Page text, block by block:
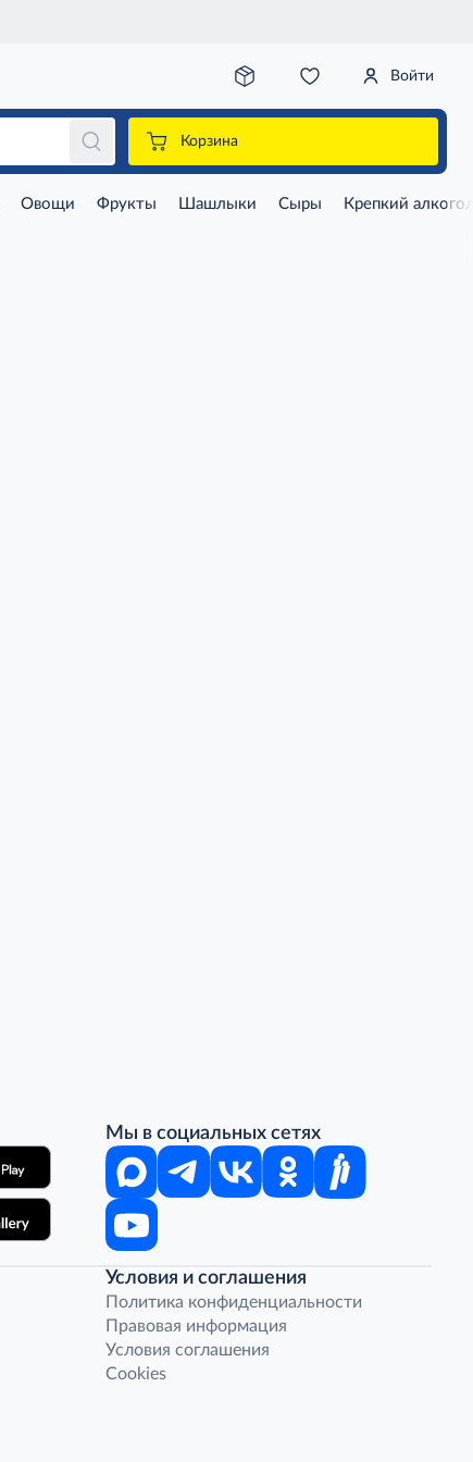
Войти
Корзина
Овощи Фрукты Шашлыки Сыры Крепкий
Мы в социальных сетях
Условия и соглашения
Политика конфиденциальности
Правовая информация
Условия соглашения
Cookies